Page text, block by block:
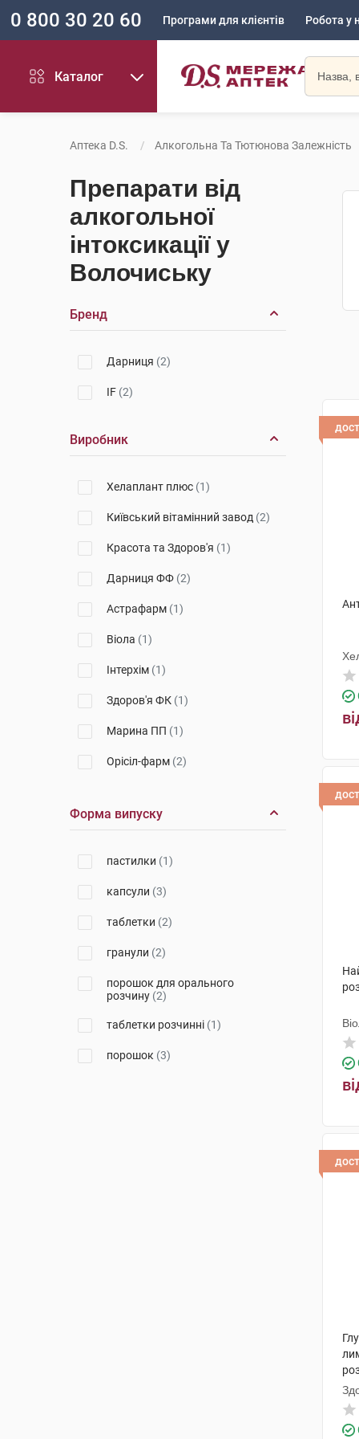
0 800 30 20 60 Програми для клієнтів Робота у
Каталог
Аптека D.S. Алкогольна Та Тютюнова Залежність
Препарати від
алкогольної
інтоксикації у
Волочиську
Бренд
Дарниця (2)
IF (2)
Виробник
Хелаплант плюс (1)
Київський вітамінний завод (2)
Красота та Здоров'я (1)
Дарниця ФФ (2)
Астрафарм (1)
Віола (1)
Інтерхім (1)
Здоров'я ФК (1)
Марина ПП (1)
Орісіл-фарм (2)
Форма випуску
пастилки (1)
капсули (3)
таблетки (2)
гранули (2)
порошок для орального
розчину (2)
таблетки розчинні (1)
порошок (3)